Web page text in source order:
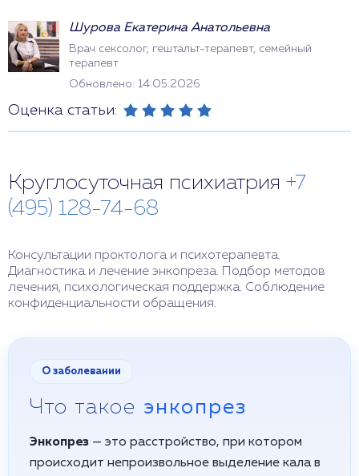
Шурова Екатерина Анатольевна
Врач сексолог, гештальт-терапевт, семейный
терапевт
Обновлено: 14.05.2026
Оценка статьи:
Круглосуточная психиатрия +7
(495) 128-74-68
Консультации проктолога и психотерапевта.
Диагностика и лечение энкопреза. Подбор методов
лечения, психологическая поддержка. Соблюдение
конфиденциальности обращения.
О заболевании
Что такое энкопрез
Энкопрез — это расстройство, при котором
происходит непроизвольное выделение кала в